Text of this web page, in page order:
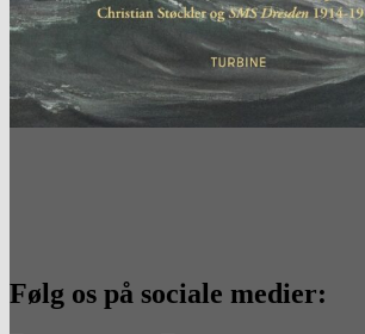
Følg os på sociale medier: